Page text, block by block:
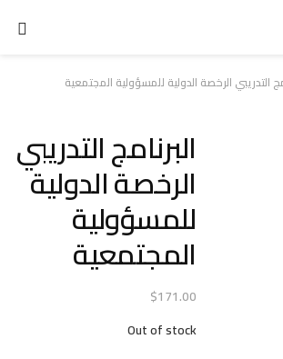
التدريبي الرخصة الدولية للمسؤولية المجتمعية
البرنامج التدريبي
الرخصة الدولية
للمسؤولية
المجتمعية
$171.00
Out of stock